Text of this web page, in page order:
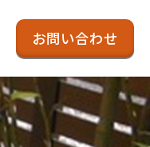
お問い合わせ